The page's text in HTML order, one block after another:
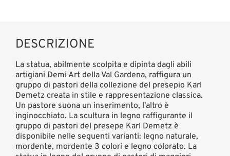
DESCRIZIONE
La statua, abilmente scolpita e dipinta dagli abili
artigiani Demi Art della Val Gardena, raffigura un
gruppo di pastori della collezione del presepio Karl
Demetz creata in stile e rappresentazione classica.
Un pastore suona un inserimento, l'altro è
inginocchiato. La scultura in legno raffigurante il
gruppo di pastori del presepe Karl Demetz è
disponibile nelle seguenti varianti: legno naturale,
mordente, mordente 3 colori e legno colorato. La